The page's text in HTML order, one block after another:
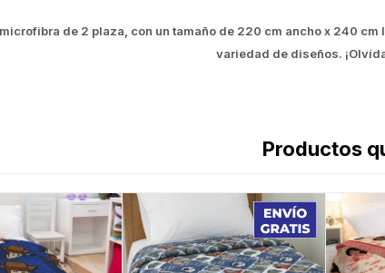
de 2 plaza, con un tamaño de 220 cm ancho x 240
variedad de diseños.
Productos